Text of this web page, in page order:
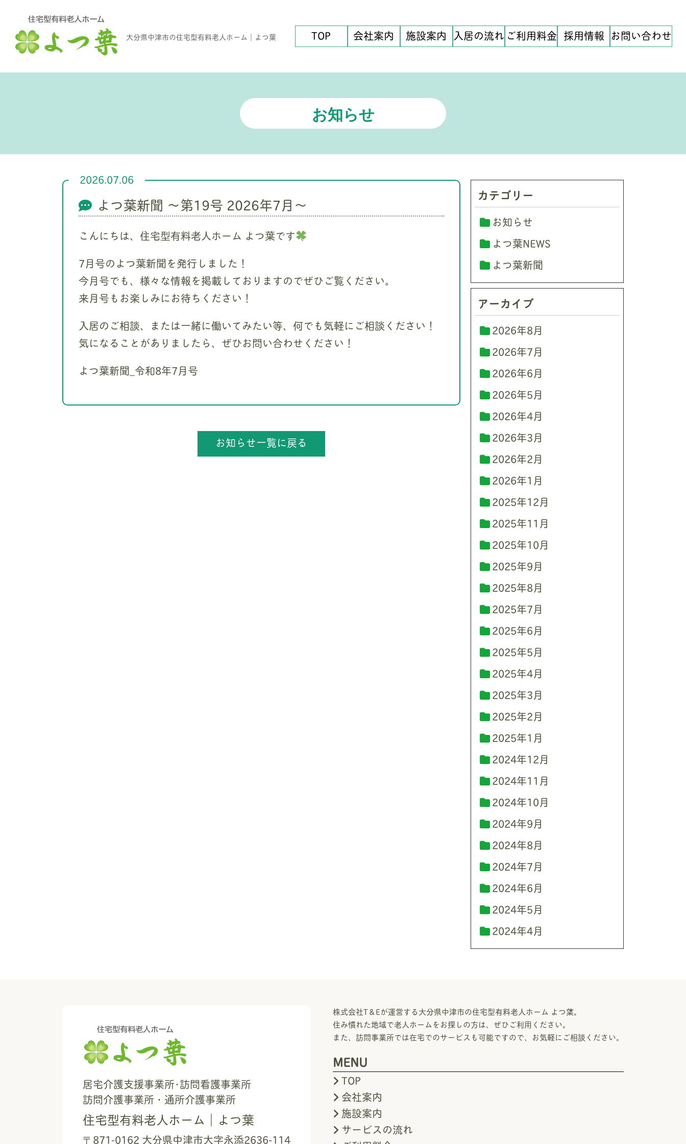
大分県中津市の住宅型有料老人ホーム｜よつ葉 TOP 会社案内 施設案内 入居の流れ ご利用料金 採用情報 お問い合わせ
お知らせ
2026.07.06
よつ葉新聞 ～第19号 2026年7月～
こんにちは、住宅型有料老人ホーム よつ葉です
7月号のよつ葉新聞を発行しました！
今月号でも、様々な情報を掲載しておりますのでぜひご覧ください。
来月号もお楽しみにお待ちください！
入居のご相談、または一緒に働いてみたい等、何でも気軽にご相談ください！
気になることがありましたら、ぜひお問い合わせください！
よつ葉新聞_令和8年7月号
お知らせ一覧に戻る
カテゴリー
お知らせ
よつ葉NEWS
よつ葉新聞
アーカイブ
2026年8月
2026年7月
2026年6月
2026年5月
2026年4月
2026年3月
2026年2月
2026年1月
2025年12月
2025年11月
2025年10月
2025年9月
2025年8月
2025年7月
2025年6月
2025年5月
2025年4月
2025年3月
2025年2月
2025年1月
2024年12月
2024年11月
2024年10月
2024年9月
2024年8月
2024年7月
2024年6月
2024年5月
2024年4月
居宅介護支援事業所･訪問看護事業所
訪問介護事業所・通所介護事業所
住宅型有料老人ホーム｜よつ葉
〒 871-0162 大分県中津市大字永添2636-114
株式会社T＆Eが運営する大分県中津市の住宅型有料老人ホーム よつ葉。
住み慣れた地域で老人ホームをお探しの方は、ぜひご利用ください。
また、訪問事業所では在宅でのサービスも可能ですので、お気軽にご相談ください。
MENU
TOP
会社案内
施設案内
サービスの流れ